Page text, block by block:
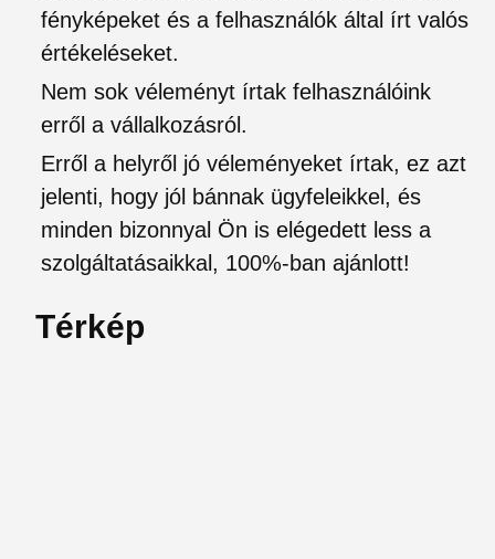
fényképeket és a felhasználók által írt valós
értékeléseket.
Nem sok véleményt írtak felhasználóink
erről a vállalkozásról.
Erről a helyről jó véleményeket írtak, ez azt
jelenti, hogy jól bánnak ügyfeleikkel, és
minden bizonnyal Ön is elégedett less a
szolgáltatásaikkal, 100%-ban ajánlott!
Térkép